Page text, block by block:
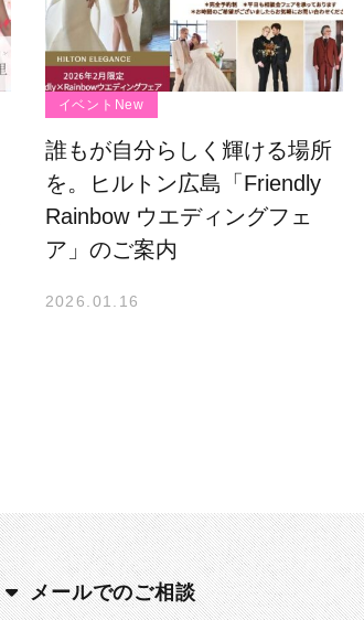
イベントNew
誰もが自分らしく輝ける場所
を。ヒルトン広島「Friendly
Rainbow ウエディングフェ
ア」のご案内
2026.01.16
メールでのご相談